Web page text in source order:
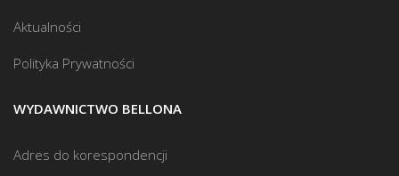
Aktualności
Polityka Prywatności
WYDAWNICTWO BELLONA
Adres do korespondencji